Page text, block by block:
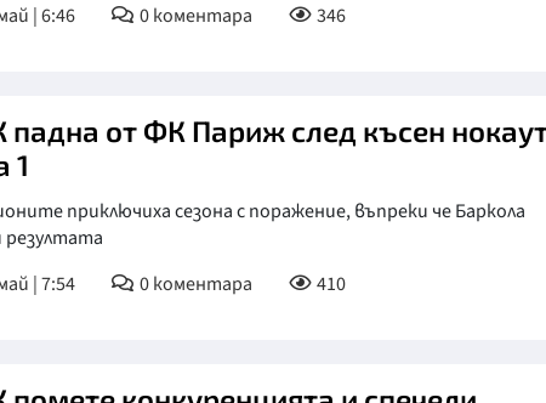
| 6:46
0коментара 346
от ФК Париж след късен
1
приключиха сезона с поражение, въпреки че Баркола
| 7:54
0коментара 410